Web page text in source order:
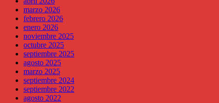
marzo 2026
febrero 2026
enero 2026
noviembre 2025
octubre 2025
septiembre 2025
agosto 2025
marzo 2025
septiembre 2024
septiembre 2022
agosto 2022